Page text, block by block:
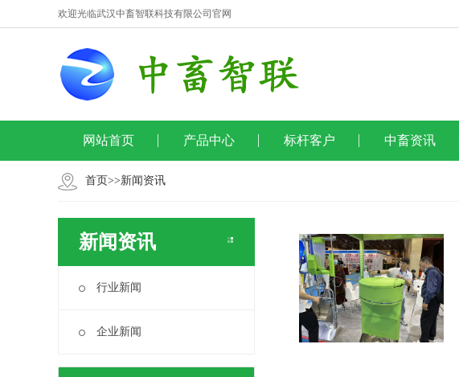
欢迎光临武汉中畜智联科技有限公司官网
网站首页 产品中心 标杆客户 中畜资讯
首页>>新闻资讯
新闻资讯
行业新闻
企业新闻